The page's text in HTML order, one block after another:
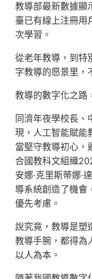
教導部最新數據顯
臺已有線上注冊用
次學習。
從老年教導，到
字教導的愿景里，
教導的數字化之路
同濟年夜學校長、
現，人工智能賦能
當堅守教導初心，
合國教科文組織
安娜·克里斯蒂娜·
導系統創造了機會
優先考慮。
說究竟，教導是塑
教導手腕，都得為
以人為本。